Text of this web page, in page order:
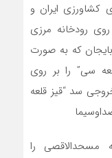
کشاورزی ایران و
رودخانه مرزی
که به صورت
سی” را بر روی
سد “قیز قلعه
مسحدالاقصی را